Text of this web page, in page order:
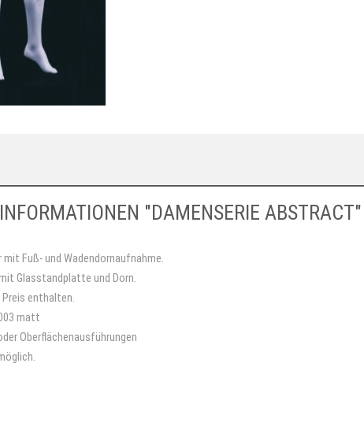
"DAMENSERIE ABSTRACT"
Fuß- und Wadendornaufnahme.
Glasstandplatte und Dorn.
enthalten.
matt
Oberflächenausführungen